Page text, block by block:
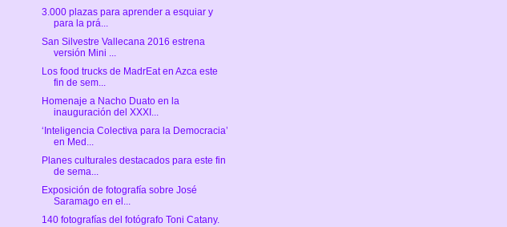
3.000 plazas para aprender a esquiar y
para la prá...
San Silvestre Vallecana 2016 estrena
versión Mini ...
Los food trucks de MadrEat en Azca este
fin de sem...
Homenaje a Nacho Duato en la
inauguración del XXXI...
‘Inteligencia Colectiva para la Democracia’
en Med...
Planes culturales destacados para este fin
de sema...
Exposición de fotografía sobre José
Saramago en el...
140 fotografías del fotógrafo Toni Catany.